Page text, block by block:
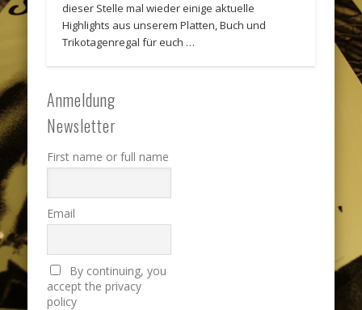
dieser Stelle mal wieder einige aktuelle
Highlights aus unserem Platten, Buch und
Trikotagenregal für euch …
Anmeldung
Newsletter
First name or full name
Email
By continuing, you
accept the privacy
policy